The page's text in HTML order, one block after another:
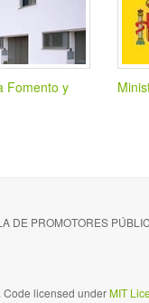
Fomento y
DE PROMOTORES
Code licensed underMIT